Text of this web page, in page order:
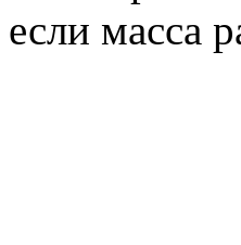
если масса